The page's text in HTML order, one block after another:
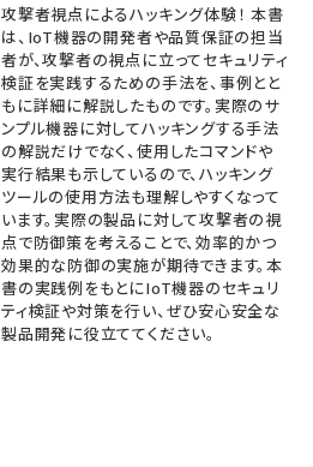
攻撃者視点によるハッキング体験！ 本書
は、IoT機器の開発者や品質保証の担当
者が、攻撃者の視点に立ってセキュリティ
検証を実践するための手法を、事例とと
もに詳細に解説したものです。実際のサ
ンプル機器に対してハッキングする手法
の解説だけでなく、使用したコマンドや
実行結果も示しているので、ハッキング
ツールの使用方法も理解しやすくなって
います。実際の製品に対して攻撃者の視
点で防御策を考えることで、効率的かつ
効果的な防御の実施が期待できます。本
書の実践例をもとにIoT機器のセキュリ
ティ検証や対策を行い、ぜひ安心安全な
製品開発に役立ててください。